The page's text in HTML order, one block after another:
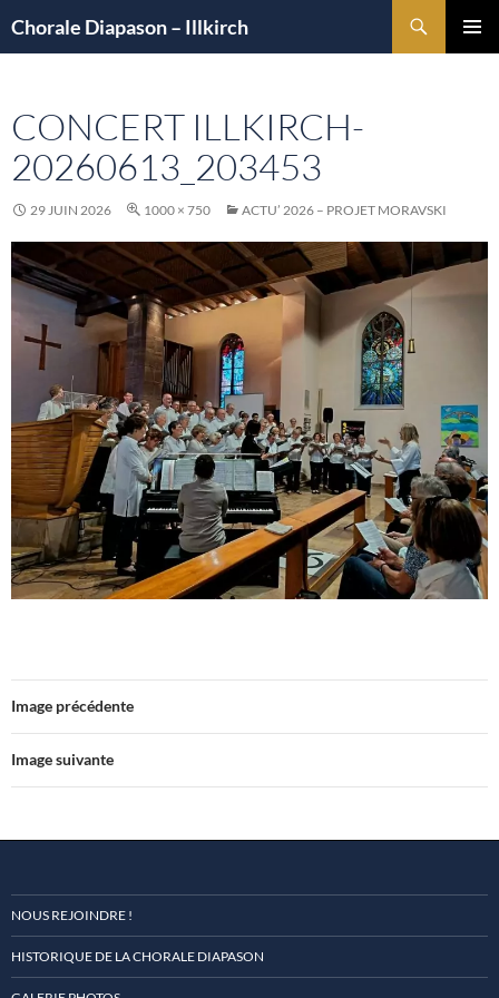
auChorale Diapason – Illkirch
CONCERT ILLKIRCH-
20260613_203453
29 JUIN 2026 1000 × 750 ACTU’ 2026 – PROJET MORAVSKI
Image précédente
Image suivante
NOUS REJOINDRE !
HISTORIQUE DE LA CHORALE DIAPASON